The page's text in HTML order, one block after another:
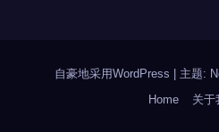
自豪地采用WordPress 主题:
Home
关于